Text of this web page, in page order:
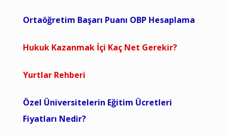
Ortaöğretim Başarı Puanı OBP Hesaplama
Hukuk Kazanmak İçi Kaç Net Gerekir?
Yurtlar Rehberi
Özel Üniversitelerin Eğitim Ücretleri
Fiyatları Nedir?